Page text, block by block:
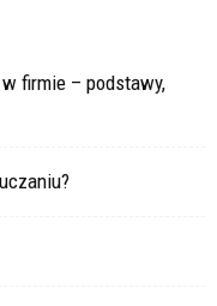
firmie – podstawy,